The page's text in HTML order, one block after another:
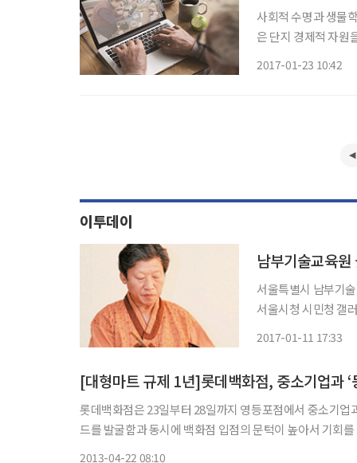
사회적 수명과 생물
은 단지 경제적 자원
2017-01-23 10:42
이투데이
남부기술교육
서울특별시 남부기
서울시청 시민청 갤러리에서 진행된다. 이번 전
2017-01-11 17:33
[대형마트 규제 1년]롯데백화점, 중소기업과 ‘
롯데백화점은 23일부터 28일까지 영등포점에서 중소기업과 ‘동반성장 박람회’를
드를 발굴함과 동시에 백화점 입점의 문턱이 높아서 기회를 갖지 못
2013-04-22 08:10